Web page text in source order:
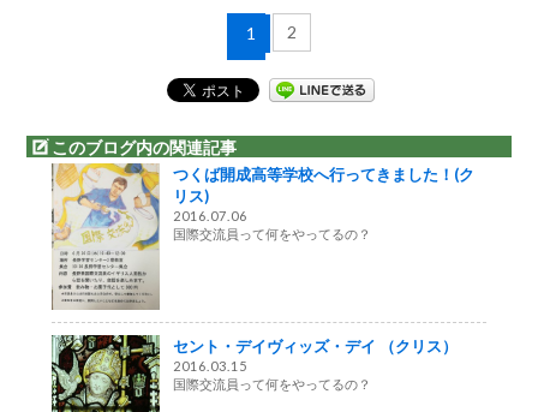
1 2
このブログ内の関連記事
つくば開成高等学校へ行ってきました！(ク
リス)
2016.07.06
国際交流員って何をやってるの？
セント・デイヴィッズ・デイ （クリス）
2016.03.15
国際交流員って何をやってるの？